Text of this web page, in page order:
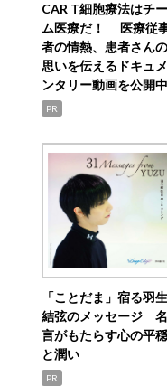
CAR T細胞療法はチー
ム医療だ！ 医療従
者の情熱、患者さんの
思いを伝えるドキュメ
ンタリー動画を公開中
PR
「ことだま」宿る羽生
結弦のメッセージ 名
言がもたらす心の平穏
と潤い
PR